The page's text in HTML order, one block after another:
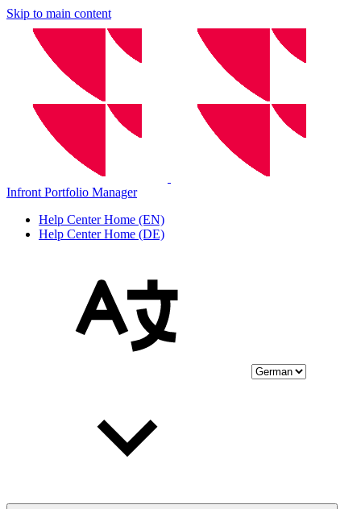
Skip to main content
Infront Portfolio Manager
Help Center Home (EN)
Help Center Home (DE)